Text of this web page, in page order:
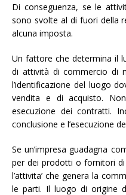
Di conseguenza, se le
sono svolte al di fuori della
alcuna imposta.
Un fattore che determina il
di attività di commercio di
l’identificazione del luogo
vendita e di acquisto.
esecuzione dei contratti.
conclusione e l’esecuzione
Se un’impresa guadagna
per dei prodotti o fornitori di
l’attivita’ che genera la
le parti. Il luogo di origine